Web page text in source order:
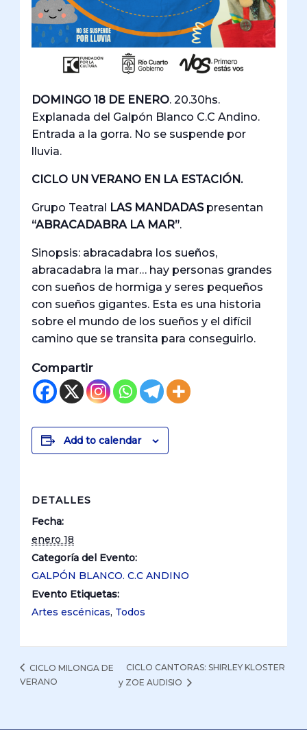
DOMINGO 18 DE ENERO. 20.30hs.
Explanada del Galpón Blanco C.C Andino.
Entrada a la gorra. No se suspende por
lluvia.
CICLO UN VERANO EN LA ESTACIÓN.
Grupo Teatral LAS MANDADAS presentan
“ABRACADABRA LA MAR”.
Sinopsis: abracadabra los sueños,
abracadabra la mar… hay personas grandes
con sueños de hormiga y seres pequeños
con sueños gigantes. Esta es una historia
sobre el mundo de los sueños y el difícil
camino que se transita para conseguirlo.
Compartir
Add to calendar
DETALLES
Fecha:
enero 18
Categoría del Evento:
GALPÓN BLANCO. C.C ANDINO
Evento Etiquetas:
Artes escénicas, Todos
CICLO MILONGA DE
VERANO
CICLO CANTORAS: SHIRLEY KLOSTER
y ZOE AUDISIO